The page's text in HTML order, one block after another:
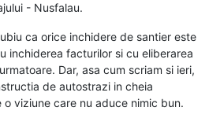
- Nusfalau.
ca orice inchidere de santier este
inchiderea facturilor si cu eliberarea
Dar, asa cum scriam si ieri,
de autostrazi in cheia
viziune care nu aduce nimic bun.